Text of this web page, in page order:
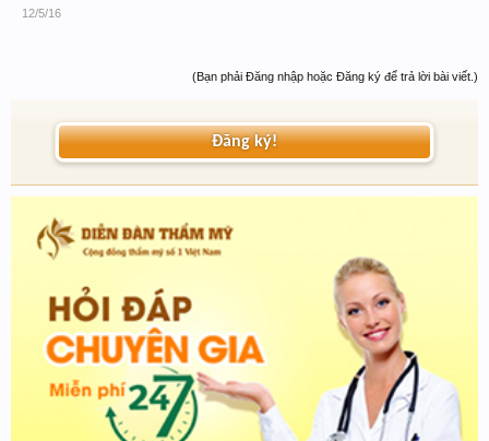
12/5/16
(Bạn phải Đăng nhập hoặc Đăng ký để trả lời bài viết.)
Đăng ký!